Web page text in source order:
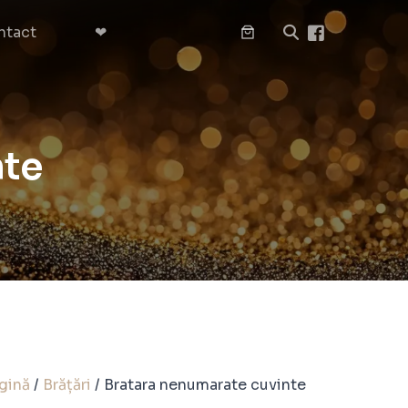
❤︎
/ Brățări / Bratara nenumarate cuvinte